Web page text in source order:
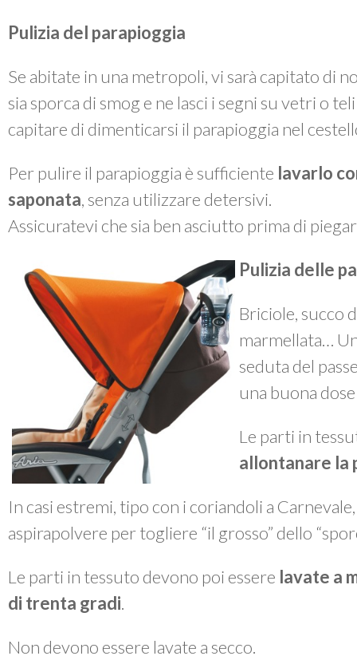
Pulizia del parapioggia
Se abitate in una metropoli, vi sarà capitato di
sia sporca di smog e ne lasci i segni su vetri o
capitare di dimenticarsi il parapioggia nel
Per pulire il parapioggia è sufficiente lavarlo
saponata, senza utilizzare detersivi.
Assicuratevi che sia ben asciutto prima di
Pulizia delle
Briciole, succo
marmellata…
seduta del
una buona
Le parti in
allontanare la
In casi estremi, tipo con i coriandoli a
aspirapolvere per togliere “il grosso” dello
Le parti in tessuto devono poi essere lavate a
di trenta gradi.
Non devono essere lavate a secco.